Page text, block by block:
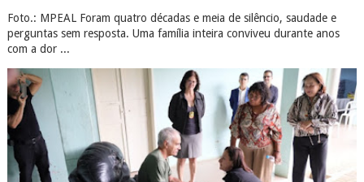
Foto.: MPEAL Foram quatro décadas e meia de silêncio, saudade e
perguntas sem resposta. Uma família inteira conviveu durante anos
com a dor ...